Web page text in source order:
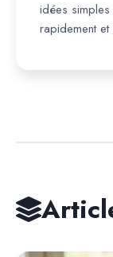
idées
rapidement